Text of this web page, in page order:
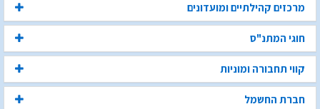
מרכזים קהילתיים ומועדונים
חוגי המתנ"ס
קווי תחבורה ומוניות
חברת החשמל